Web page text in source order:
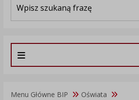
Menu Główne BIP
Oświata